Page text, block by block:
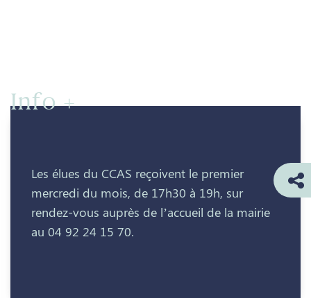
Info +
Les élues du CCAS reçoivent le premier
mercredi du mois, de 17h30 à 19h, sur
rendez-vous auprès de l’accueil de la mairie
au 04 92 24 15 70.